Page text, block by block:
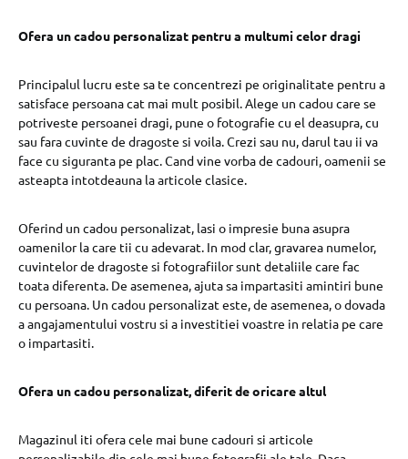
Ofera un cadou personalizat pentru a multumi celor dragi
Principalul lucru este sa te concentrezi pe originalitate pentru a
satisface persoana cat mai mult posibil. Alege un cadou care se
potriveste persoanei dragi, pune o fotografie cu el deasupra, cu
sau fara cuvinte de dragoste si voila. Crezi sau nu, darul tau ii va
face cu siguranta pe plac. Cand vine vorba de cadouri, oamenii se
asteapta intotdeauna la articole clasice.
Oferind un cadou personalizat, lasi o impresie buna asupra
oamenilor la care tii cu adevarat. In mod clar, gravarea numelor,
cuvintelor de dragoste si fotografiilor sunt detaliile care fac
toata diferenta. De asemenea, ajuta sa impartasiti amintiri bune
cu persoana. Un cadou personalizat este, de asemenea, o dovada
a angajamentului vostru si a investitiei voastre in relatia pe care
o impartasiti.
Ofera un cadou personalizat, diferit de oricare altul
Magazinul iti ofera cele mai bune cadouri si articole